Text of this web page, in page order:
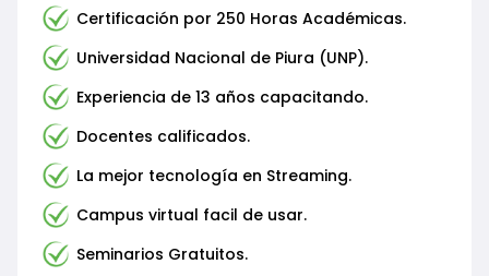
Certificación por 250 Horas Académicas.
Universidad Nacional de Piura (UNP).
Experiencia de 13 años capacitando.
Docentes calificados.
La mejor tecnología en Streaming.
Campus virtual facil de usar.
Seminarios Gratuitos.